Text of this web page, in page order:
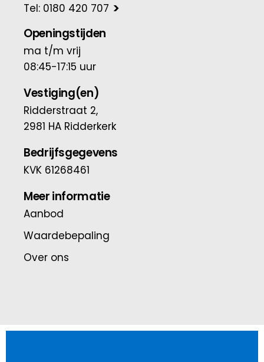
Tel: 0180 420 707
Openingstijden
ma t/m vrij
08:45-17:15 uur
Vestiging(en)
Ridderstraat 2,
2981 HA Ridderkerk
Bedrijfsgegevens
KVK 61268461
Meer informatie
Aanbod
Waardebepaling
Over ons